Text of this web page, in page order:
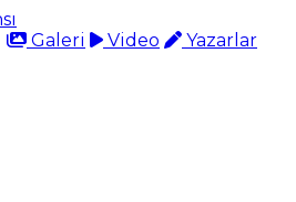
Galeri Video
Yazarlar